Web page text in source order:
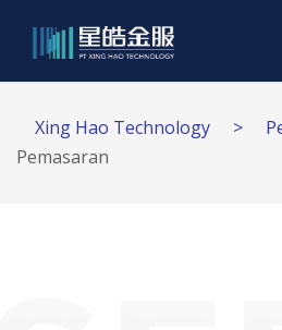
Xing Hao Technology >
Pemasaran